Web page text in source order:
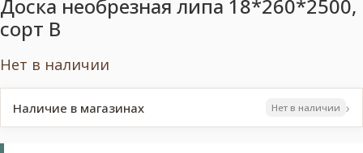
Доска необрезная липа 18*260*2500,
сорт В
Нет в наличии
Наличие в магазинах Нет в наличии ›